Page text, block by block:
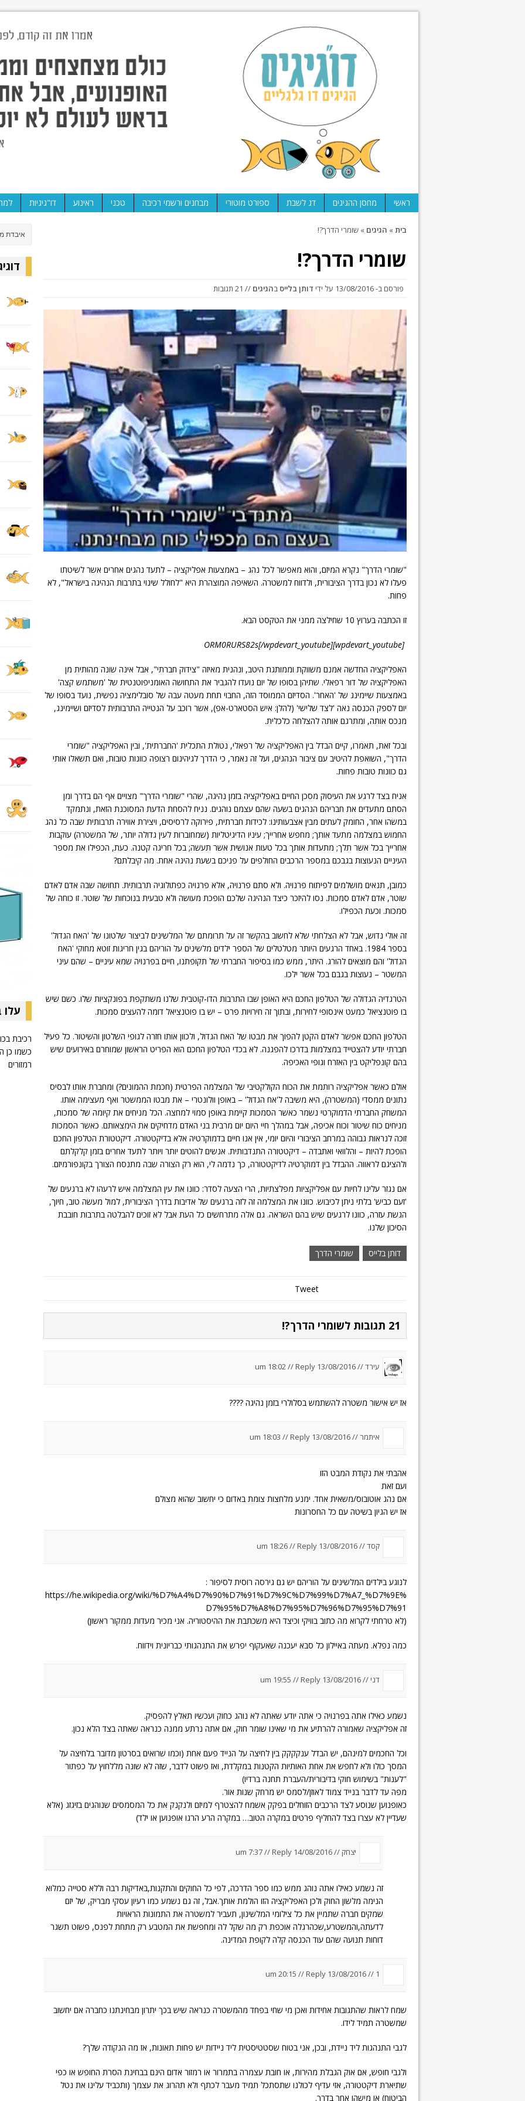
ראשי מחסן ההגיגים דג לשבת ספורט מוטורי מבחנים ורשמי רכיבה טכני ראינוע דו"גיגיות
בית» הגיגים » שומרי הדרך?!
שומרי הדרך?!
פורסם ב-13/08/2016 על ידי דותן בלייס בהגיגים // 21 תגובות
"שומרי הדרך" נקרא המיזם, והוא מאפשר לכל נהג – באמצעות אפליקציה – לתעד נהגים אחרים אשר לשיטתו
פעלו לא נכון בדרך הציבורית, ולדווח למשטרה. השאיפה המוצהרת היא "לחולל שינוי בתרבות הנהיגה בישראל", לא
פחות.
זו הכתבה בערוץ 10 שחילצה ממני את הטקסט הבא.
[wpdevart_youtube]ORM0RURS82s[/wpdevart_youtube]
האפליקציה החדשה אמנם משווקת וממותגת היטב, ונהנית מאיזה "צידוק חברתי", אבל אינה שונה מהותית מן
האפליקציה של דור רפאלי. שתיהן בסופו של יום נועדו להגביר את התחושה האומניפוטנטית של 'משתמש קצה'
באמצעות שיימינג של 'האחר'. הסדיזם הממוסד הזה, החבוי תחת מעטה עבה של סובלימציה נפשית, נועד בסופו של
יום לספק הכנסה נאה 'לצד שלישי' (להלן: איש הסטארט-אפ), אשר רוכב על הנטייה התרבותית לסדיזם ושיימינג,
מנכס אותה, ומתרגם אותה להצלחה כלכלית.
ובכל זאת, תאמרו, קיים הבדל בין האפליקציה של רפאלי, נטולת התכלית 'החברתית', ובין האפליקציה "שומרי
הדרך", השואפת להיטיב עם ציבור הנהגים, ועל זה נאמר, כי הדרך לגיהינום רצופה כוונות טובות, ואם תשאלו אותי
גם כוונות טובות פחות.
אניח בצד לרגע את העיסוק מסכן החיים באפליקציה בזמן נהיגה, שהרי "שומרי הדרך" מצויים אף הם בדרך ומן
הסתם מתעדים את חבריהם הנהגים בשעה שהם עצמם נוהגים. נניח להסחת הדעת המסוכנת הזאת, ונתמקד
במשהו אחר, החומק לעתים מבין אצבעותינו: לכידות חברתית, פירוקה לרסיסים, ויצירת אווירה תרבותית שבה כל נהג
החמוש במצלמה מתעד אותך; מחפש אחרייך; עיניו הדיגיטליות (שמחוברות לעין גדולה יותר, של המשטרה) עוקבות
אחרייך בכל אשר תלך; מתעדות אותך בכל טעות אנושית אשר תעשה; בכל חריגה קטנה. כעת, הכפילו את מספר
העיניים הנעוצות בגבכם במספר הרכבים החולפים על פניכם בשעת נהיגה אחת. מה קיבלתם?
כמובן, תנאים מושלמים לפיתוח פרנויה. ולא סתם פרנויה, אלא פרנויה כפתולוגיה תרבותית. תחושה שבה אדם לאדם
שוטר, אדם לאדם סמכות. נסו להיזכר כיצד הנהיגה שלכם הופכת מעושה ולא טבעית בנוכחות של שוטר. זו כוחה של
סמכות. וכעת הכפילו.
זה אולי נדוש, אבל לא הצלחתי שלא לחשוב בהקשר זה על תרומתם של המלשינים לביצור שלטונו של 'האח הגדול'
בספר 1984. באחד הרגעים היותר מטלטלים של הספר ילדים מלשינים על הוריהם בגין חריגות זוטא מחוקי 'האח
הגדול' והם מוצאים להורג. היתר, ממש כמו בסיפור החברתי של תקופתנו, חיים בפרנויה שמא עיניים – שהם עיני
המשטר – נעוצות בגבם בכל אשר ילכו.
הטרגדיה הגדולה של הטלפון החכם היא האופן שבו התרבות הדו-קוטבית שלנו משתקפת בפונקציות שלו. כשם שיש
בו פוטנציאל כמעט אינסופי לחירות, ובתוך זה חירויות פרט – יש בו פוטנציאל דומה להעצים סמכות.
הטלפון החכם אפשר לאדם הקטן להפוך את מבטו של האח הגדול, ולכוון אותו חזרה לגופי השלטון והשיטור. כל פעיל
חברתי יודע להצטייד במצלמות בדרכו להפגנה. לא בכדי הטלפון החכם הוא הפריט הראשון שמוחרם באירועים שיש
בהם קונפליקט בין האזרח וגופי האכיפה.
אולם כאשר אפליקציה רותמת את הכוח הקולקטיבי של המצלמה הפרטית (חכמת ההמונים?) ומחברת אותו לבסיס
נתונים ממסדי (המשטרה), היא משיבה ל'אח הגדול' – באופן וולונטרי – את מבטו הממשטר ואף מעצימה אותו.
המשחק החברתי הדמוקרטי נשמר כאשר הסמכות קיימת באופן סמוי למחצה. הכל מניחים את קיומה של סמכות,
מניחים כוח שיטור וכוח אכיפה, אבל במהלך חיי היום יום מרבית בני האדם מדחיקים את הימצאותם. כאשר הסמכות
זוכה לנראות גבוהה במרחב הציבורי והיום יומי, אין אנו חיים בדמוקרטיה אלא בדיקטטורה. דיקטטורת הטלפון החכם
הופכת להיות – והלוואי ואתבדה – דיקטטורה התנדבותית. אנשים להוטים יותר ויותר לתעד אחרים בזמן קלקלתם
ולהציגם לראווה. ההבדל בין דמוקרטיה לדיקטטורה, כך נדמה לי, הוא רק הצורה שבה מתנסח הצורך בקונפורמיזם.
אם נגזר עלינו לחיות עם אפליקציות מפלצתיות, הרי הצעה לסדר: כוונו את עין המצלמה איש לרעהו לא ברגעים של
'זעם כביש' בלתי ניתן לכיבוש. כוונו את המצלמה זה לזה ברגעים של אדיבות בדרך הציבורית, למול מעשה טוב, חיוך,
הגשת עזרה, כוונו לרגעים שיש בהם השראה. גם אלה מתרחשים כל העת אבל לא זוכים להבלטה בתרבות חובבת
הסיכון שלנו.
דותן בלייס שומרי הדרך
Tweet
21 תגובות לשומרי הדרך?!
עירד //13/08/2016 um 18:02
//Reply
אז יש אישור משטרה להשתמש בסלולרי בזמן נהיגה ????
איתמר //13/08/2016 um 18:03
//Reply
אהבתי את נקודת המבט הזו
ועם זאת
אם נהג אוטובוס/משאית אחד. ימנע מלחצות צומת באדום כי יחשוב שהוא מצולם
אז יש הגיון בשיטה עם כל החסרונות
קסד //13/08/2016 um 18:26
//Reply
לנוגע בילדים המלשינים על הוריהם יש גם גירסה רוסית לסיפור :
https://he.wikipedia.org/wiki/%D7%A4%D7%90%D7%91%D7%9C%D7%99%D7%A7_%D7%9E%
D7%95%D7%A8%D7%95%D7%96%D7%95%D7%91
(לא טרחתי לקרוא מה כתוב בוויקי וכיצד היא משכתבת את ההיסטוריה. אני מכיר מעדות ממקור ראשון)
כמה נפלא. מעתה באיילון כל סבא יעכנה שאעקוף יפרש את התנהגותי כבריונית וידווח.
דני //13/08/2016 um 19:55
//Reply
נשמע כאילו אתה בפרנויה כי אתה יודע שאתה לא נוהג כחוק ועכשיו תאלץ להפסיק.
זה אפליקציה שאמורה להרתיע את מי שאינו שומר חוק, אם אתה נרתע ממנה כנראה שאתה בצד הלא נכון.
וכל החכמים למינהם, יש הבדל ענקקקק בין לחיצה על הנייד פעם אחת (וכמו שרואים בסרטון מדובר בלחיצה על
המסך כולו ולא לחפש את אחת האותיות הקטנות במקלדת, ואז פשוט לדבר, שזה לא שונה מללחוץ על כפתור
"לענות" בשימוש חוקי בדיבורית/העברת תחנה ברדיו)
מפה עד לדבר בנייד צמוד לאוזן/לסמס יש מרחק שנות אור.
כאופנוען שנוסע לצד הרכבים הזוחלים בפקק אשמח להצטרף למיזם ולנקנק את כל המסמסים שנוהגים בזיגזג (אלא
שעדיין לא עצרו בצד להחליף פרטים במקרה הטוב… במקרה הרע הרגו אופנוען או ילד)
יצחק //14/08/2016 um 7:37
//Reply
זה נשמע כאילו אתה נוהג ממש כמו ספר הדרכה, לפי כל החוקים והתקנות,באדיקות רבה וללא סטייה כמלוא
הנימה מלשון החוק ולכן האפליקציה הזו הולמת אותך.אבל, זה גם נשמע כמו רעיון עסקי מבריק, של יזם
שמקים חברה שתמיין את כל צילומי המלשינון, תעביר למשטרה את התמונות הראויות
לדעתה,והמשטרע,שכהרגלה אוכפת רק מה שקל לה ומחפשת את המטבע רק מתחת לפנס, פשוט תשגר
דוחות תנועה שהם עוד הכנסה קלה לקופת המדינה.
1
//
13/08/2016 um 20:15
//Reply
שמח לראות שהתגובות אחידות ואכן מי שחי בפחד מהמשטרה כנראה שיש בכך יתרון מבחינתנו כחברה אם יחשוב
שמשטרה תמיד לידו.
לגבי התנהגות ליד ניידת, ובכן, אני בטוח שסטטיסטית ליד ניידות יש פחות תאונות, אז מה הנקודה שלך?
ולגבי חופש, אם אוק הגבלת מהירות, או חובת עצמרה בתמרור או רמזור אדום הינם בבחינת הסרת החופש או כפי
שתיארת דיקטטורה, אזי עדיף לכולנו שתסתכל תמיד מעבר לכתף ולא תהרוג את עצמך (ותכביד עלינו את נטל
הביטוח) או מישהו אחר בדרך.
רכיבת
כשמו כן
רמזורים